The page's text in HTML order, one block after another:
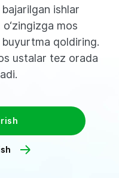
ishlar
mos
qoldiring.
ustalar tez orada